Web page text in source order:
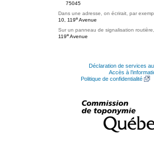
75045
Dans une adresse, on écrirait, par
10, 119e Avenue
Sur un panneau de signalisation
119e Avenue
Déclaration de services
Accès à
Politique de confidentialité